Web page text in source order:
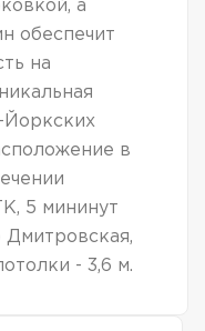
а
обеспечит
на
Йоркских
в
5 мининут
- 3,6 м.